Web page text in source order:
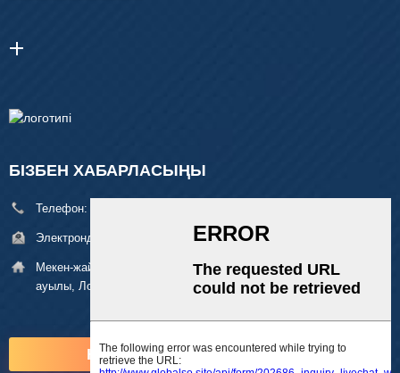
БІЗБЕН ХАБАРЛАСЫҢЫ
Телефон:
Электрондық пошта: alan@pftworld.com
Мекен-жайы:
49 ғимарат, Фумин индустриялық паркі, Пинху
ауылы, Лонгган ауданы, Шэньчжэнь Zip: 518111
ҚАЗІР СҰРАУ